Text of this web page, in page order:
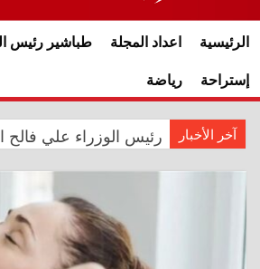
الرئيسية اعداد المجلة طباشير رئيس
إستراحة رياضة
آخر الأخبار رئيس الوزراء علي فالح
في الذكرى الثانية عشرة